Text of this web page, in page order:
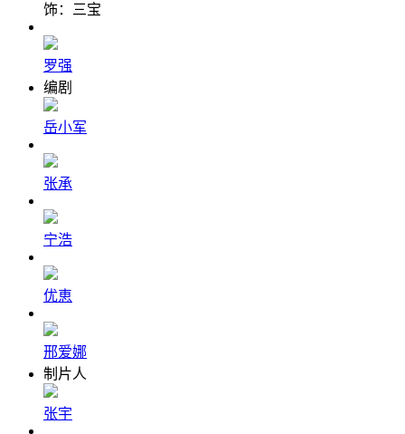
饰：三宝
罗强
编剧
岳小军
张承
宁浩
优恵
邢爱娜
制片人
张宇